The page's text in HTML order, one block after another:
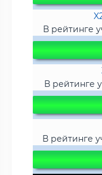
В рейтинге
В рейтинге
В рейтинге